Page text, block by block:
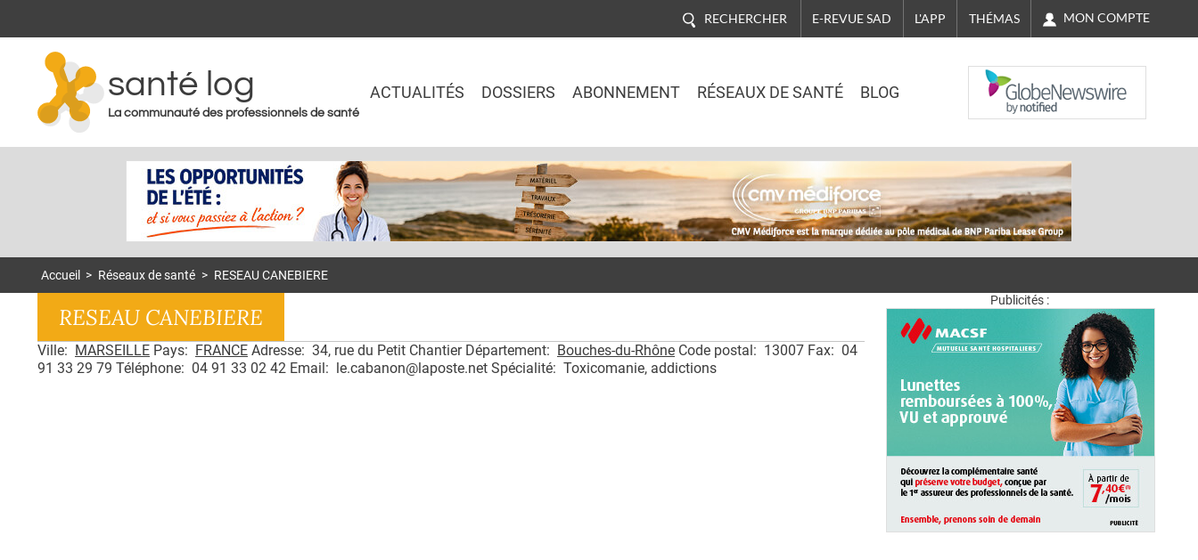
RECHERCHER E-REVUE SAD L'APP THÉMAS MON COMPTE
santé log
La communauté des professionnels de santé
ACTUALITÉS DOSSIERS ABONNEMENT RÉSEAUX DE SANTÉ BLOG
NASDAQ
Accueil > Réseaux de santé > RESEAU CANEBIERE
RESEAU CANEBIERE
Ville: MARSEILLE Pays: FRANCE Adresse: 34, rue du Petit Chantier Département: Bouches-du-Rhône Code postal: 13007 Fax: 04
91 33 29 79 Téléphone: 04 91 33 02 42 Email: le.cabanon@laposte.net Spécialité: Toxicomanie, addictions
Publicités :